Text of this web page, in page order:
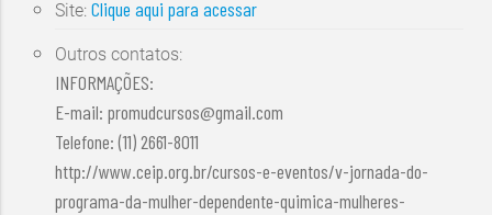
Site:Clique aqui para acessar
Outros contatos:
INFORMAÇÕES:
E-mail:promudcursos@gmail.com
Telefone: (11) 2661-8011
http://www.ceip.org.br/cursos-e-eventos/v-jornada-do-
programa-da-mulher-dependente-quimica-mulheres-